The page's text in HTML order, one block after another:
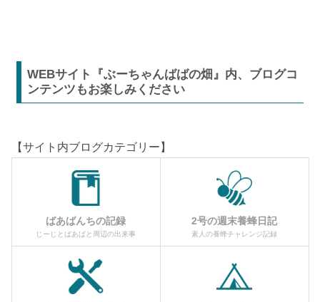
WEBサイト『ぶーちゃんばばの畑』内、ブログコ
ンテンツもお楽しみください
【サイト内ブログカテゴリー】
ばあばんちの記録
じーじとばあばと周辺の出来事
2号の週末養蜂日記
素人の養蜂チャレンジ記録